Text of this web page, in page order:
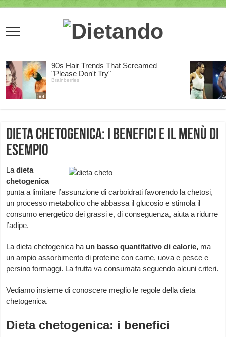
Dieta chetogenica: i benefici e il menù di
esempio
Ladieta
chetogenica
punta a limitare l’assunzione di carboidrati favorendo la chetosi,
un processo metabolico che abbassa il glucosio e stimola il
consumo energetico dei grassi e, di conseguenza, aiuta a ridurre
l’adipe.
La dieta chetogenica ha un basso quantitativo di calorie, ma
un ampio assorbimento di proteine con carne, uova e pesce e
persino formaggi. La frutta va consumata seguendo alcuni criteri.
Vediamo insieme di conoscere meglio le regole della dieta
chetogenica.
Dieta chetogenica: i benefici